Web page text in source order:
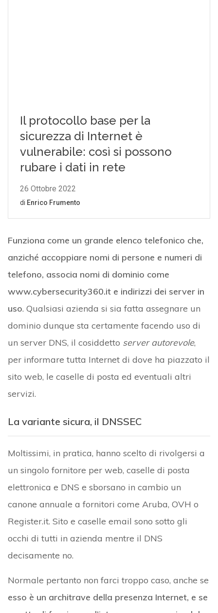
Funziona come un grande elenco telefonico che,
anziché accoppiare nomi di persone e numeri di
telefono, associa nomi di dominio come
www.cybersecurity360.it e indirizzi dei server in
uso. Qualsiasi azienda si sia fatta assegnare un
dominio dunque sta certamente facendo uso di
un server DNS, il cosiddetto server autorevole,
per informare tutta Internet di dove ha piazzato il
sito web, le caselle di posta ed eventuali altri
servizi.
La variante sicura, il DNSSEC
Moltissimi, in pratica, hanno scelto di rivolgersi a
un singolo fornitore per web, caselle di posta
elettronica e DNS e sborsano in cambio un
canone annuale a fornitori come Aruba, OVH o
Register.it. Sito e caselle email sono sotto gli
occhi di tutti in azienda mentre il DNS
decisamente no.
Normale pertanto non farci troppo caso, anche se
esso è un architrave della presenza Internet, e se